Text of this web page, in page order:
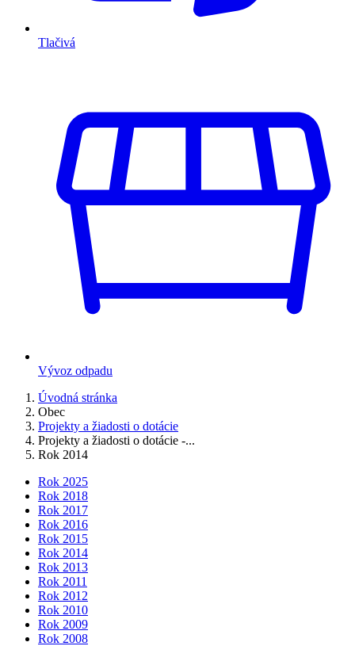
Tlačivá
Vývoz odpadu
Úvodná stránka
Obec
Projekty a žiadosti o dotácie
Projekty a žiadosti o dotácie -...
Rok 2014
Rok 2025
Rok 2018
Rok 2017
Rok 2016
Rok 2015
Rok 2014
Rok 2013
Rok 2011
Rok 2012
Rok 2010
Rok 2009
Rok 2008